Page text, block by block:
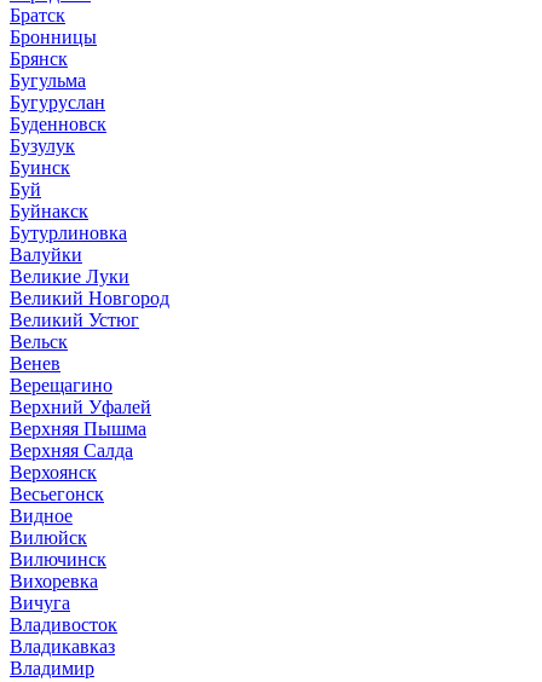
Братск
Бронницы
Брянск
Бугульма
Бугуруслан
Буденновск
Бузулук
Буинск
Буй
Буйнакск
Бутурлиновка
Валуйки
Великие Луки
Великий Новгород
Великий Устюг
Вельск
Венев
Верещагино
Верхний Уфалей
Верхняя Пышма
Верхняя Салда
Верхоянск
Весьегонск
Видное
Вилюйск
Вилючинск
Вихоревка
Вичуга
Владивосток
Владикавказ
Владимир